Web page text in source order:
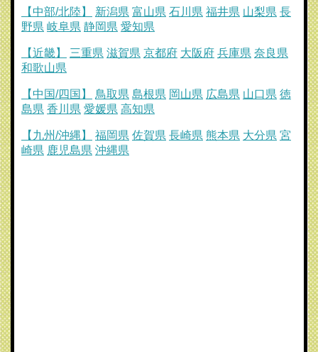
【中部/北陸】 新潟県 富山県 石川県 福井県 山梨県 長
野県 岐阜県 静岡県 愛知県
【近畿】 三重県 滋賀県 京都府 大阪府 兵庫県 奈良県
和歌山県
【中国/四国】 鳥取県 島根県 岡山県 広島県 山口県 徳
島県 香川県 愛媛県 高知県
【九州/沖縄】 福岡県 佐賀県 長崎県 熊本県 大分県 宮
崎県 鹿児島県 沖縄県